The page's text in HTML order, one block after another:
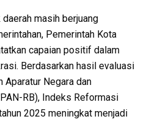
masih berjuang
Pemerintah Kota
capaian positif dalam
Berdasarkan hasil evaluasi
Aparatur Negara dan
RB), Indeks Reformasi
2025 meningkat menjadi